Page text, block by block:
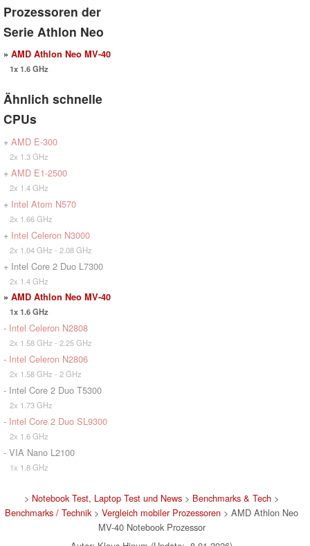
Prozessoren der
Serie Athlon Neo
» AMD Athlon Neo MV-40
1x 1.6 GHz
Ähnlich schnelle
CPUs
+ AMD E-300
2x 1.3 GHz
+ AMD E1-2500
2x 1.4 GHz
+ Intel Atom N570
2x 1.66 GHz
+ Intel Celeron N3000
2x 1.04 GHz - 2.08 GHz
+ Intel Core 2 Duo L7300
2x 1.4 GHz
» AMD Athlon Neo MV-40
1x 1.6 GHz
- Intel Celeron N2808
2x 1.58 GHz - 2.25 GHz
- Intel Celeron N2806
2x 1.58 GHz - 2 GHz
- Intel Core 2 Duo T5300
2x 1.73 GHz
- Intel Core 2 Duo SL9300
2x 1.6 GHz
- VIA Nano L2100
1x 1.8 GHz
> Notebook Test, Laptop Test und News > Benchmarks & Tech >
Benchmarks / Technik> Vergleich mobiler Prozessoren > AMD Athlon Neo
MV-40 Notebook Prozessor